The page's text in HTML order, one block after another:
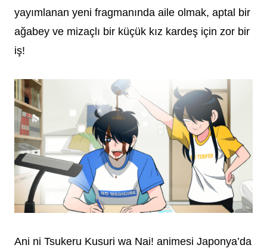
yayımlanan yeni fragmanında aile olmak, aptal bir
ağabey ve mizaçlı bir küçük kız kardeş için zor bir
iş!
Ani ni Tsukeru Kusuri wa Nai! animesi Japonya’da